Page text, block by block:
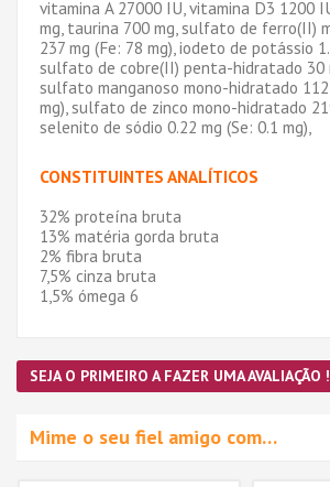
vitamina A 27000 IU, vitamina D3 1200
mg, taurina 700 mg, sulfato de ferro(II)
237 mg (Fe: 78 mg), iodeto de potássio
sulfato de cobre(II) penta-hidratado 30
sulfato manganoso mono-hidratado 112
mg), sulfato de zinco mono-hidratado
selenito de sódio 0.22 mg (Se: 0.1 mg),
CONSTITUINTES ANALÍTICOS
32% proteína bruta
13% matéria gorda bruta
2% fibra bruta
7,5% cinza bruta
1,5% ómega 6
SEJA O PRIMEIRO A FAZER UMA AVALIAÇÃO !
Mime o seu fiel amigo com…